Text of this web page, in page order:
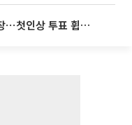
‘나솔사계’ 국화, 결별 후 재등장⋯첫인상 투표 휩쓸고 ‘인기녀’ 등극